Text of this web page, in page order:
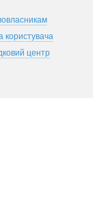
користувача
центр